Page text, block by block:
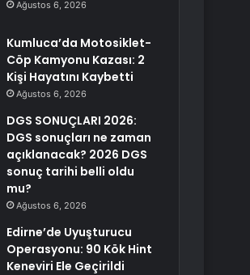
Ağustos 6, 2026
Kumluca’da Motosiklet-
Cöp Kamyonu Kazası: 2
Kişi Hayatını Kaybetti
Ağustos 6, 2026
DGS SONUÇLARI 2026:
DGS sonuçları ne zaman
açıklanacak? 2026 DGS
sonuç tarihi belli oldu
mu?
Ağustos 6, 2026
Edirne’de Uyuşturucu
Operasyonu: 90 Kök Hint
Keneviri Ele Geçirildi